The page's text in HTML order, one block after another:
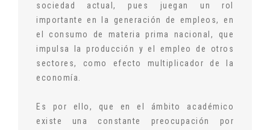
sociedad actual, pues juegan un rol
importante en la generación de empleos, en
el consumo de materia prima nacional, que
impulsa la producción y el empleo de otros
sectores, como efecto multiplicador de la
economía.
Es por ello, que en el ámbito académico
existe una constante preocupación por